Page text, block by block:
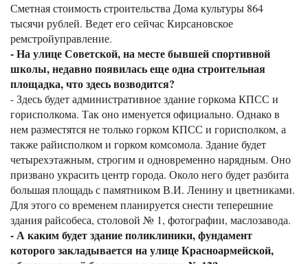
Сметная стоимость строительства Дома культуры 864
тысячи рублей. Ведет его сейчас Кирсановское
ремстройуправление.
- На улице Советской, на месте бывшей спортивной
школы, недавно появилась еще одна строительная
площадка, что здесь возводится?
- Здесь будет административное здание горкома КПСС и
горисполкома. Так оно именуется официально. Однако в
нем разместятся не только горком КПСС и горисполком, а
также райисполком и горком комсомола. Здание будет
четырехэтажным, строгим и одновременно нарядным. Оно
призвано украсить центр города. Около него будет разбита
большая площадь с памятником В.И. Ленину и цветниками.
Для этого со временем планируется снести теперешние
здания райсобеса, столовой № 1, фотографии, маслозавода.
- А каким будет здание поликлиники, фундамент
которого закладывается на улице Красноармейской,